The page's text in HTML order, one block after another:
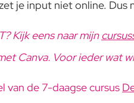
je input niet online. Dus
Kijk eens naar mijn
Canva. Voor ieder wat
van de 7-daagse cursus